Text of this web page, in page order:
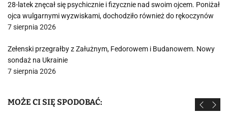
28-latek znęcał się psychicznie i fizycznie nad swoim ojcem. Poniżał
ojca wulgarnymi wyzwiskami, dochodziło również do rękoczynów
7 sierpnia 2026
Zełenski przegrałby z Załużnym, Fedorowem i Budanowem. Nowy
sondaż na Ukrainie
7 sierpnia 2026
MOŻE CI SIĘ SPODOBAĆ: